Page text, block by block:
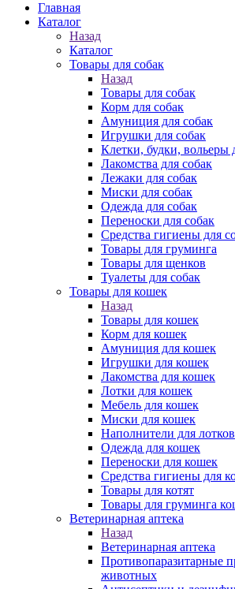
Главная
Каталог
Назад
Каталог
Товары для собак
Назад
Товары для собак
Корм для собак
Амуниция для собак
Игрушки для собак
Клетки, будки, вольеры
Лакомства для собак
Лежаки для собак
Миски для собак
Одежда для собак
Переноски для собак
Средства гигиены для
Товары для груминга
Товары для щенков
Туалеты для собак
Товары для кошек
Назад
Товары для кошек
Корм для кошек
Амуниция для кошек
Игрушки для кошек
Лакомства для кошек
Лотки для кошек
Мебель для кошек
Миски для кошек
Наполнители для лотков
Одежда для кошек
Переноски для кошек
Средства гигиены для
Товары для котят
Товары для груминга
Ветеринарная аптека
Назад
Ветеринарная аптека
Противопаразитарные
животных